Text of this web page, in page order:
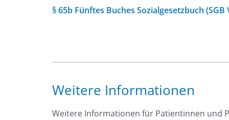
§ 65b Fünftes Buches Sozialgesetzbuch (SGB
Weitere Informationen
Weitere Informationen für Patientinnen und